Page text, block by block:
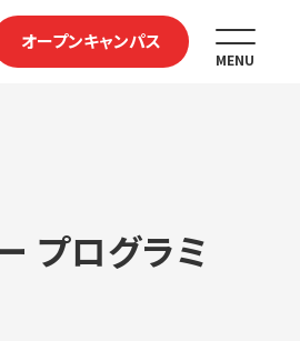
オープンキャンパス
MENU
プログラミ